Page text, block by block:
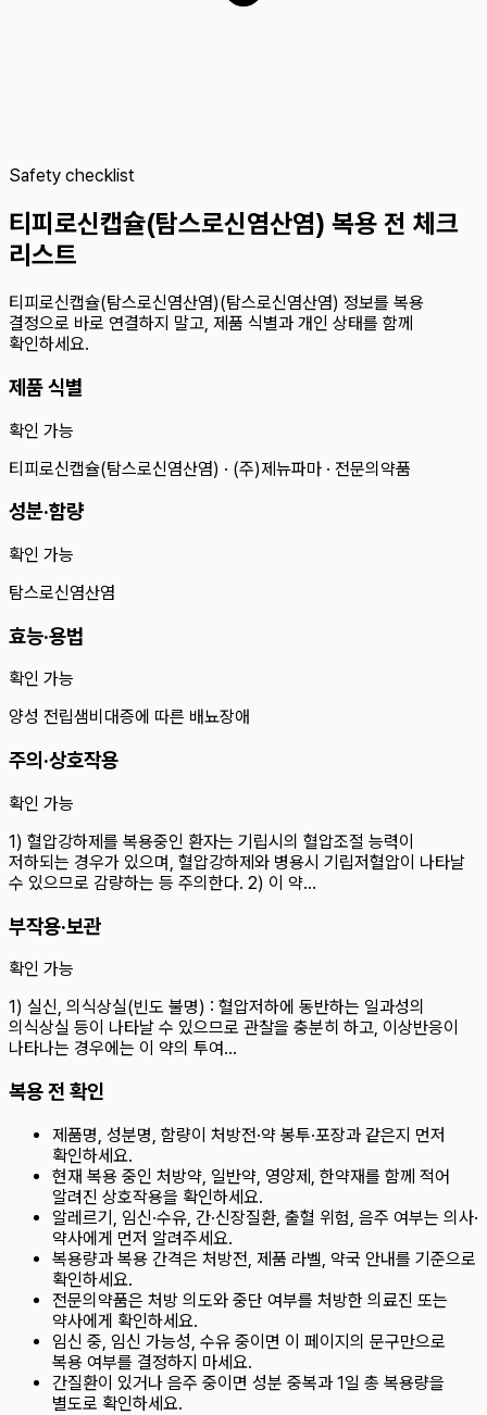
Safety checklist
티피로신캡슐(탐스로신염산염) 복용 전 체크
리스트
티피로신캡슐(탐스로신염산염)(탐스로신염산염) 정보를 복용
결정으로 바로 연결하지 말고, 제품 식별과 개인 상태를 함께
확인하세요.
제품 식별
확인 가능
티피로신캡슐(탐스로신염산염) · (주)제뉴파마 · 전문의약품
성분·함량
확인 가능
탐스로신염산염
효능·용법
확인 가능
양성 전립샘비대증에 따른 배뇨장애
주의·상호작용
확인 가능
1) 혈압강하제를 복용중인 환자는 기립시의 혈압조절 능력이
저하되는 경우가 있으며, 혈압강하제와 병용시 기립저혈압이 나타날
수 있으므로 감량하는 등 주의한다. 2) 이 약…
부작용·보관
확인 가능
1) 실신, 의식상실(빈도 불명) : 혈압저하에 동반하는 일과성의
의식상실 등이 나타날 수 있으므로 관찰을 충분히 하고, 이상반응이
나타나는 경우에는 이 약의 투여…
복용 전 확인
제품명, 성분명, 함량이 처방전·약 봉투·포장과 같은지 먼저
확인하세요.
현재 복용 중인 처방약, 일반약, 영양제, 한약재를 함께 적어
알려진 상호작용을 확인하세요.
알레르기, 임신·수유, 간·신장질환, 출혈 위험, 음주 여부는 의사·
약사에게 먼저 알려주세요.
복용량과 복용 간격은 처방전, 제품 라벨, 약국 안내를 기준으로
확인하세요.
전문의약품은 처방 의도와 중단 여부를 처방한 의료진 또는
약사에게 확인하세요.
임신 중, 임신 가능성, 수유 중이면 이 페이지의 문구만으로
복용 여부를 결정하지 마세요.
간질환이 있거나 음주 중이면 성분 중복과 1일 총 복용량을
별도로 확인하세요.